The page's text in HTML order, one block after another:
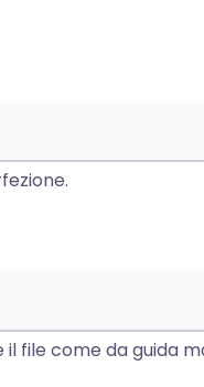
file come da guida